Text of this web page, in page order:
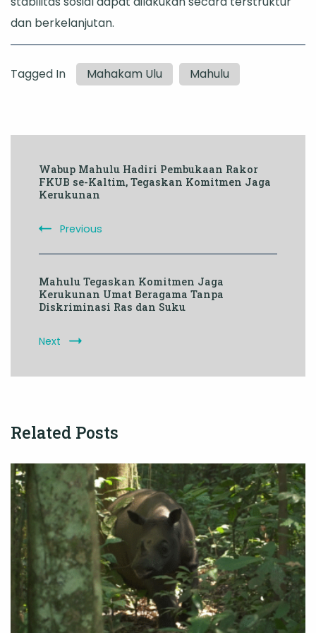
dan berkelanjutan.
Tagged In Mahakam Ulu Mahulu
Navigation
Wabup Mahulu Hadiri Pembukaan Rakor
FKUB se-Kaltim, Tegaskan Komitmen Jaga
Kerukunan
Previous
Mahulu Tegaskan Komitmen Jaga
Kerukunan Umat Beragama Tanpa
Diskriminasi Ras dan Suku
Next
Related Posts